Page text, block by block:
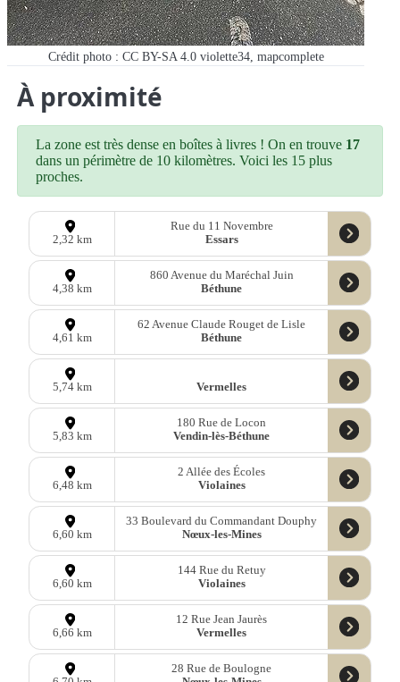
Crédit photo : CC BY-SA 4.0 violette34, mapcomplete
À proximité
La zone est très dense en boîtes à livres ! On en trouve 17
dans un périmètre de 10 kilomètres. Voici les 15 plus
proches.
2,32 km
Rue du 11 Novembre
Essars
4,38 km
860 Avenue du Maréchal Juin
Béthune
4,61 km
62 Avenue Claude Rouget de Lisle
Béthune
5,74 km Vermelles
5,83 km
180 Rue de Locon
Vendin-lès-Béthune
6,48 km
2 Allée des Écoles
Violaines
6,60 km
33 Boulevard du Commandant Douphy
Nœux-les-Mines
6,60 km
144 Rue du Retuy
Violaines
6,66 km
12 Rue Jean Jaurès
Vermelles
28 Rue de Boulogne